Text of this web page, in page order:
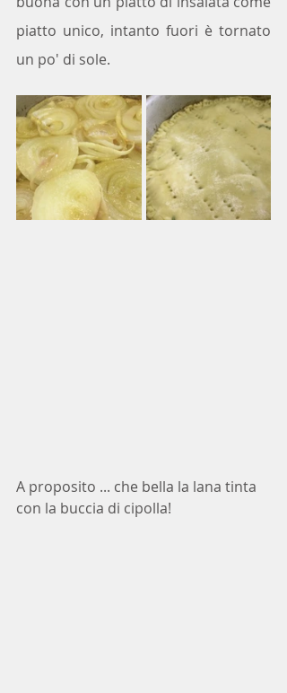
piatto unico, intanto fuori è tornato
un po' di sole.
A proposito ... che bella la lana tinta
con la buccia di cipolla!